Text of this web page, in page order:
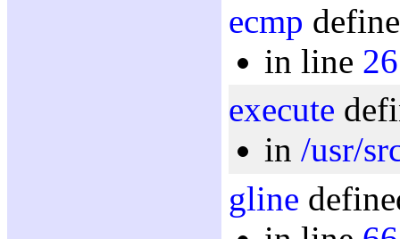
ecmp
in line
execute
in /usr/
gline